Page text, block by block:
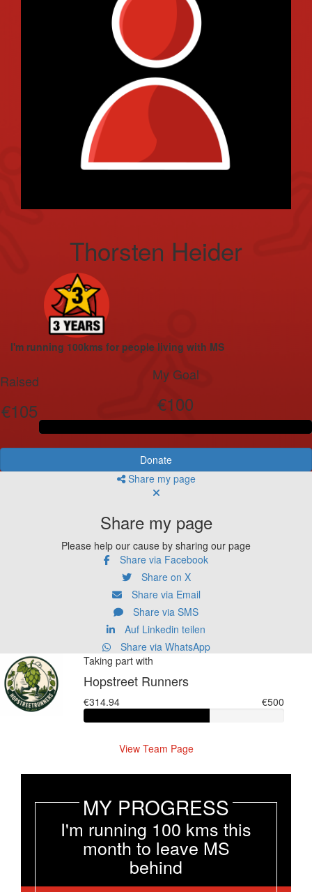
Thorsten Heider
I'm running 100kms for people living with MS
Raised
€105
My Goal
€100
Donate
Share my page
Share my page
Please help our cause by sharing our page
Share via Facebook
Share on X
Share via Email
Share via SMS
Auf Linkedin teilen
Share via WhatsApp
Taking part with
Hopstreet Runners
€314.94 €500
View Team Page
MY PROGRESS
I'm running 100 kms this
month to leave MS
behind